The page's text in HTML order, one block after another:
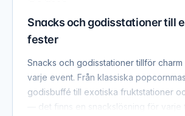
Snacks och godisstationer till
fester
Snacks och godisstationer tillför charm
varje event. Från klassiska
godisbuffé till exotiska fruktstationer
— det finns en snackslösning för varje